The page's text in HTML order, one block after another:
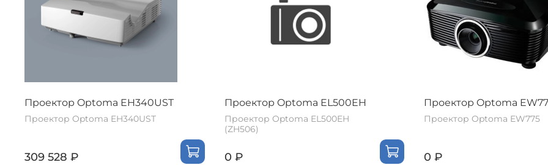
Проектор Optoma EH340UST
Проектор Optoma EH340UST
309 528 ₽
Проектор Optoma EL500EH
Проектор Optoma EL500EH
(ZH506)
0 ₽
Проектор Optoma
Проектор Optoma EW775
0 ₽